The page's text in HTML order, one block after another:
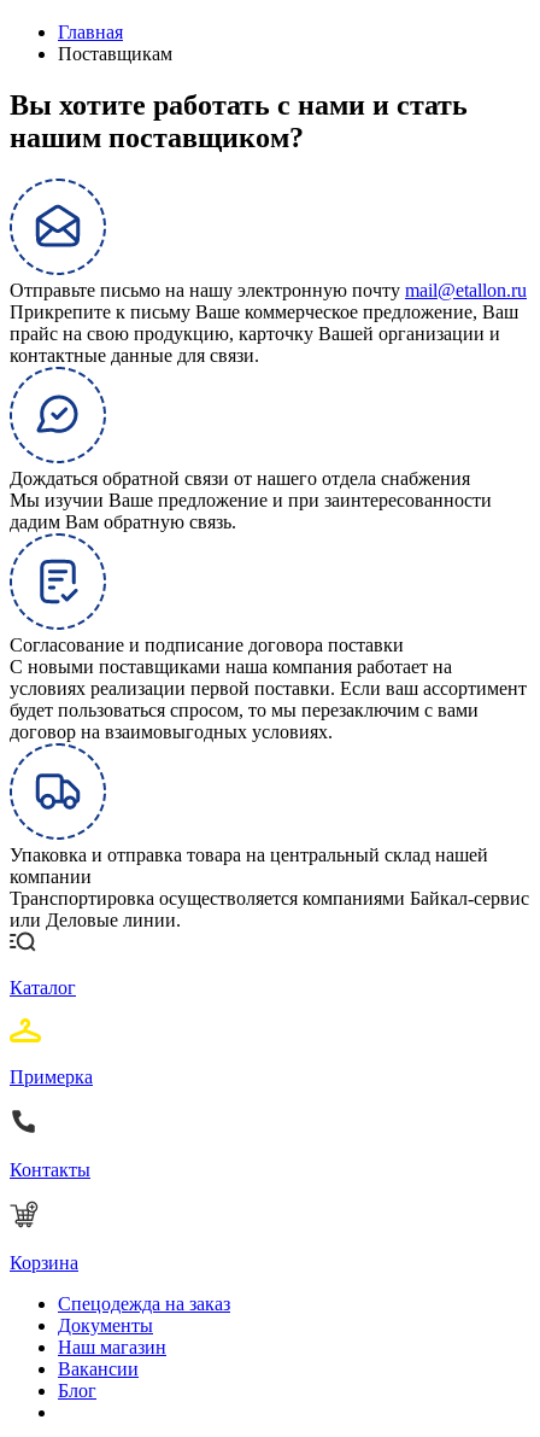
Главная
Поставщикам
Вы хотите работать с нами и стать
нашим поставщиком?
Отправьте письмо на нашу электронную почту mail@etallon.ru
Прикрепите к письму Ваше коммерческое предложение, Ваш
прайс на свою продукцию, карточку Вашей организации и
контактные данные для связи.
Дождаться обратной связи от нашего отдела снабжения
Мы изучии Ваше предложение и при заинтересованности
дадим Вам обратную связь.
Согласование и подписание договора поставки
С новыми поставщиками наша компания работает на
условиях реализации первой поставки. Если ваш ассортимент
будет пользоваться спросом, то мы перезаключим с вами
договор на взаимовыгодных условиях.
Упаковка и отправка товара на центральный склад нашей
компании
Транспортировка осуществоляется компаниями Байкал-сервис
или Деловые линии.
Каталог
Примерка
Контакты
Корзина
Спецодежда на заказ
Документы
Наш магазин
Вакансии
Блог